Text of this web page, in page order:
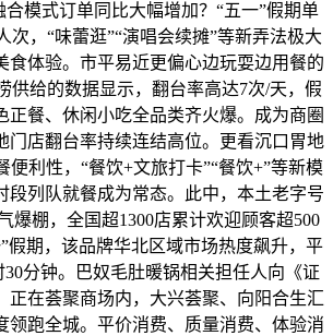
合模式订单同比大幅增加？“五一”假期单
次，“味蕾逛”“演唱会续摊”等新弄法极大
食体验。市平易近更偏心边玩耍边用餐的
供给的数据显示，翻台率高达7次/天，假
正餐、休闲小吃全品类齐火爆。成为商圈
门店翻台率持续连结高位。更看沉口胃地
便利性，“餐饮+文旅打卡”“餐饮+”等新模
段列队就餐成为常态。此中，本土老字号
爆棚，全国超1300店累计欢迎顾客超500
假期，该品牌华北区域市场热度飙升，平
分钟。巴奴毛肚暖锅相关担任人向《证
正在荟聚商场内，大兴荟聚、向阳合生汇
领跑全城。平价消费、质量消费、体验消